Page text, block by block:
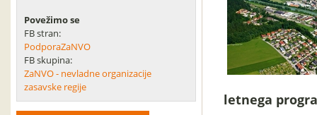
Povežimo se
FB stran:
PodporaZaNVO
FB skupina:
ZaNVO - nevladne organizacije
zasavske regije
letnega